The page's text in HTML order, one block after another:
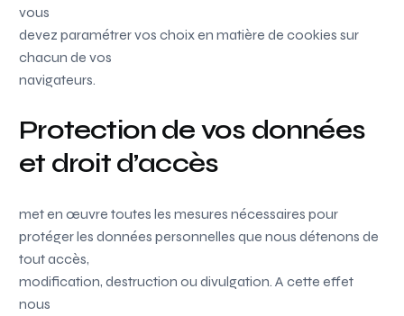
vous
devez paramétrer vos choix en matière de cookies sur
chacun de vos
navigateurs.
Protection de vos données
et droit d’accès
met en œuvre toutes les mesures nécessaires pour
protéger les données personnelles que nous détenons de
tout accès,
modification, destruction ou divulgation. A cette effet
nous